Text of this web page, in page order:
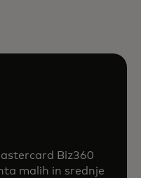
Biz360
malih in srednje